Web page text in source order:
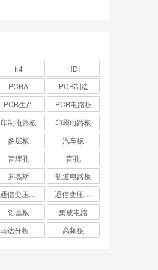
fr4
HDI
PCBA
PCB制造
PCB生产
PCB电路板
印制电路板
印刷电路板
多层板
汽车板
盲埋孔
盲孔
罗杰斯
轨道电路板
铝基板
集成电路
高频板